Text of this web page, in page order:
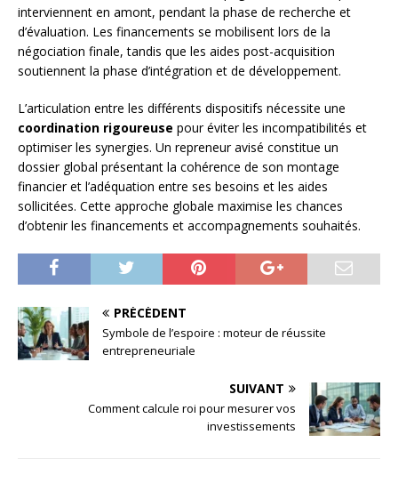
interviennent en amont, pendant la phase de recherche et
d’évaluation. Les financements se mobilisent lors de la
négociation finale, tandis que les aides post-acquisition
soutiennent la phase d’intégration et de développement.
L’articulation entre les différents dispositifs nécessite une
coordination rigoureuse pour éviter les incompatibilités et
optimiser les synergies. Un repreneur avisé constitue un
dossier global présentant la cohérence de son montage
financier et l’adéquation entre ses besoins et les aides
sollicitées. Cette approche globale maximise les chances
d’obtenir les financements et accompagnements souhaités.
PRÉCÉDENT
Symbole de l’espoire : moteur de réussite
entrepreneuriale
SUIVANT
Comment calcule roi pour mesurer vos
investissements